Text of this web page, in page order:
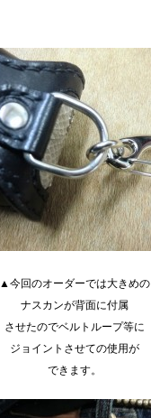
▲今回のオーダーでは大きめの
ナスカンが背面に付属
させたのでベルトループ等に
ジョイントさせての使用が
できます。